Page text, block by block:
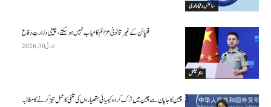
سائنس وٹیکنالوجی
انٹرنیشنل
فلپائن کے غیر قانونی عزائم کامیاب نہیں ہو سکتے ، چینی وزارتِ دفاع
جولائی 30, 2026
چین کا جاپان سے چین میں ترک کردہ کیمیائی ہتھیاروں کی تلفی کا عمل تیز کرنے کا مطالبہ